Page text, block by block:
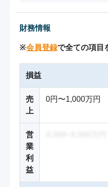
財務情報
※会員登録で全ての項目
損益
売
上
0円〜1,000万円
営
業
利
益